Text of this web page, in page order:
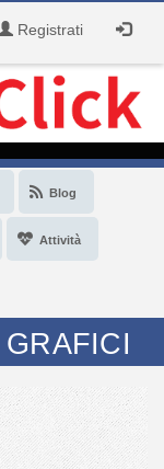
Registrati
Blog
Attività
GRAFICI